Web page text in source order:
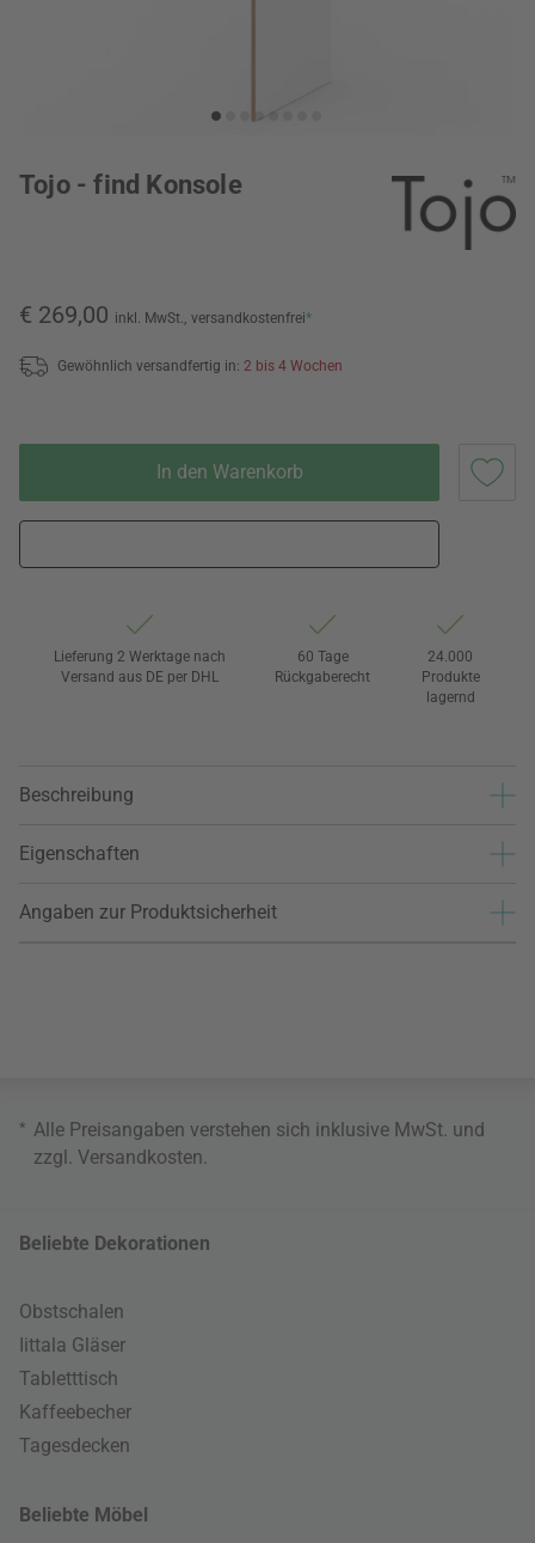
Tojo - find Konsole
€ 269,00 inkl. MwSt., versandkostenfrei*
Gewöhnlich versandfertig in: 2 bis 4 Wochen
In den Warenkorb
Lieferung 2 Werktage nach
Versand aus DE per DHL
60 Tage
Rückgaberecht
24.000
Produkte
lagernd
Beschreibung
Eigenschaften
Angaben zur Produktsicherheit
* Alle Preisangaben verstehen sich inklusive MwSt. und
zzgl. Versandkosten
Beliebte Dekorationen
Obstschalen
Iittala Gläser
Tabletttisch
Kaffeebecher
Tagesdecken
Beliebte Möbel